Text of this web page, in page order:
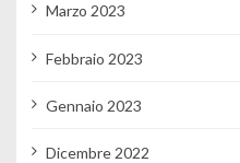
Marzo 2023
Febbraio 2023
Gennaio 2023
Dicembre 2022